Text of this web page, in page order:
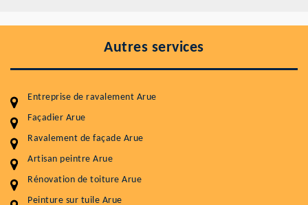
Autres services
Entreprise de ravalement Arue
Façadier Arue
Ravalement de façade Arue
Artisan peintre Arue
Rénovation de toiture Arue
Peinture sur tuile Arue
Entretenir votre toiture, c'est préserver sa
Plus de 15 ans d'expérience en couverture et facade